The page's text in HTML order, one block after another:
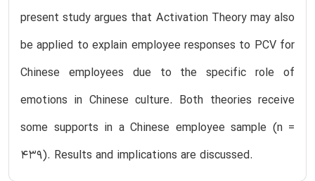
present study argues that Activation Theory may also
be applied to explain employee responses to PCV for
Chinese employees due to the specific role of
emotions in Chinese culture. Both theories receive
some supports in a Chinese employee sample (n =
439). Results and implications are discussed.